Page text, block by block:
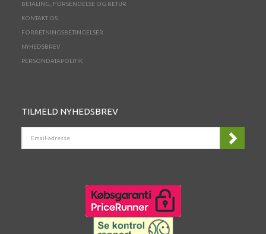
BETALING, FORSENDELSE OG RETUR
KONTAKT OS
FORRETNINGSBETINGELSER
NYHEDSBREV
PERSONDATAPOLITIK
TILMELD NYHEDSBREV
ADRESSE